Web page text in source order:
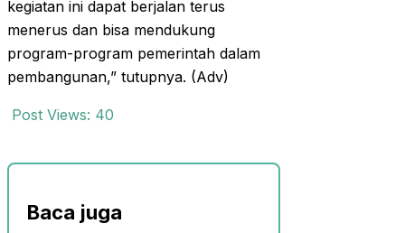
kegiatan ini dapat berjalan terus
menerus dan bisa mendukung
program-program pemerintah dalam
pembangunan,” tutupnya. (Adv)
Post Views: 40
Baca juga